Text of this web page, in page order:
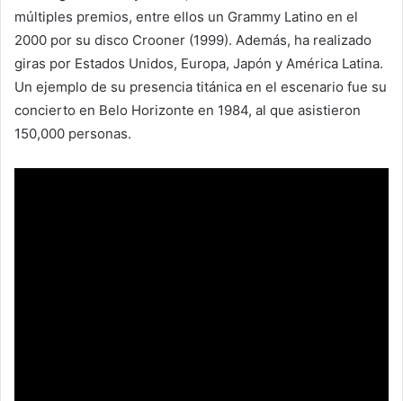
múltiples premios, entre ellos un Grammy Latino en el
2000 por su disco Crooner (1999). Además, ha realizado
giras por Estados Unidos, Europa, Japón y América Latina.
Un ejemplo de su presencia titánica en el escenario fue su
concierto en Belo Horizonte en 1984, al que asistieron
150,000 personas.